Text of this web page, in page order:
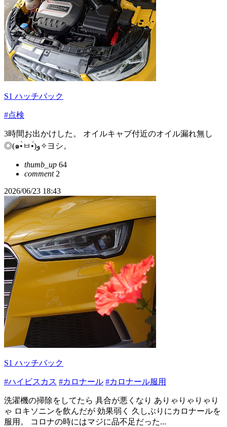
S1 ハッチバック
#点検
3時間お出かけした。 オイルキャブ付近のオイル漏れ無し
◎(๑•̀ㅂ•́)و✧ヨシ。
thumb_up 64
comment2
2026/06/23 18:43
S1 ハッチバック
#ハイビスカス #カロナール #カロナール服用
洗濯機の掃除をしてたら 具合が悪くなり ありゃりゃりゃり
ゃ ロキソニンを飲んだが 効果弱く 久しぶりにカロナールを
服用。 コロナの時にはマジに品不足だった...